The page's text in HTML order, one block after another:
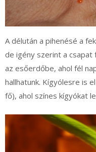
A délután a pihenésé a
de igény szerint a
az esőerdőbe, ahol fél
hallhatunk. Kígyólesre is
fő), ahol színes kígyókat